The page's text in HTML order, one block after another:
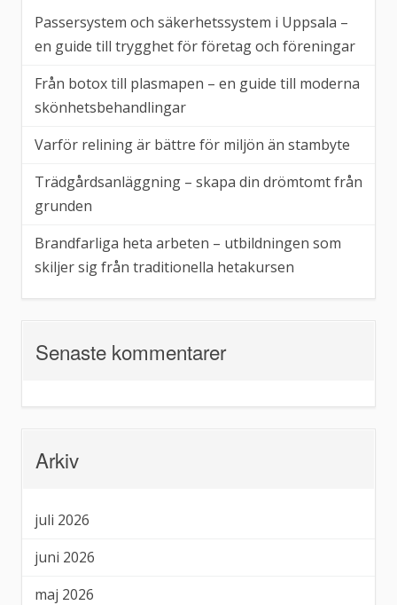
Passersystem och säkerhetssystem i Uppsala –
en guide till trygghet för företag och föreningar
Från botox till plasmapen – en guide till moderna
skönhetsbehandlingar
Varför relining är bättre för miljön än stambyte
Trädgårdsanläggning – skapa din drömtomt från
grunden
Brandfarliga heta arbeten – utbildningen som
skiljer sig från traditionella hetakursen
Senaste kommentarer
Arkiv
juli 2026
juni 2026
maj 2026